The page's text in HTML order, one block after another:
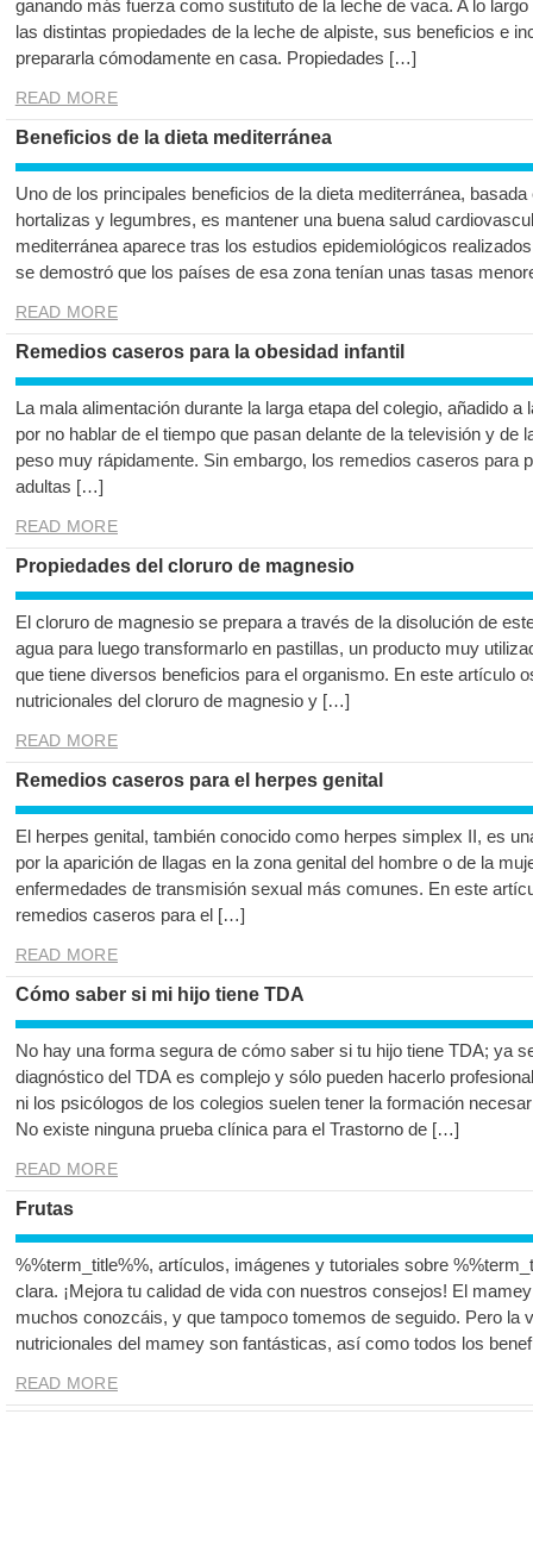
ganando más fuerza como sustituto de la leche de vaca. A lo
las distintas propiedades de la leche de alpiste, sus beneficios e
prepararla cómodamente en casa. Propiedades […]
READ MORE
Beneficios de la dieta mediterránea
Uno de los principales beneficios de la dieta mediterránea,
hortalizas y legumbres, es mantener una buena salud
mediterránea aparece tras los estudios epidemiológicos
se demostró que los países de esa zona tenían unas tasas
READ MORE
Remedios caseros para la obesidad infantil
La mala alimentación durante la larga etapa del colegio, añadido
por no hablar de el tiempo que pasan delante de la televisión y de
peso muy rápidamente. Sin embargo, los remedios caseros para
adultas […]
READ MORE
Propiedades del cloruro de magnesio
El cloruro de magnesio se prepara a través de la disolución de
agua para luego transformarlo en pastillas, un producto muy
que tiene diversos beneficios para el organismo. En este artículo
nutricionales del cloruro de magnesio y […]
READ MORE
Remedios caseros para el herpes genital
El herpes genital, también conocido como herpes simplex II, es
por la aparición de llagas en la zona genital del hombre o de la
enfermedades de transmisión sexual más comunes. En este
remedios caseros para el […]
READ MORE
Cómo saber si mi hijo tiene TDA
No hay una forma segura de cómo saber si tu hijo tiene TDA; ya
diagnóstico del TDA es complejo y sólo pueden hacerlo
ni los psicólogos de los colegios suelen tener la formación
No existe ninguna prueba clínica para el Trastorno de […]
READ MORE
Frutas
%%term_title%%, artículos, imágenes y tutoriales sobre
clara. ¡Mejora tu calidad de vida con nuestros consejos! El
muchos conozcáis, y que tampoco tomemos de seguido. Pero la
nutricionales del mamey son fantásticas, así como todos los
READ MORE